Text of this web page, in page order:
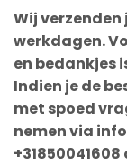
Wij
werkdagen.
en bedankjes
Indien je de
met spoed
nemen via